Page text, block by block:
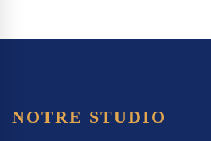
NOTRE STUDIO